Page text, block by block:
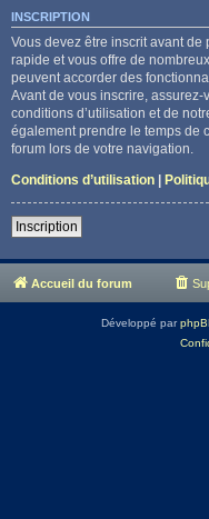
INSCRIPTION
Vous devez être inscrit avant de
rapide et vous offre de
peuvent accorder des
Avant de vous inscrire,
conditions d’utilisation et de
également prendre le temps de
forum lors de votre navigation.
Conditions d’utilisation |
Inscription
Accueil du forum
Développé par